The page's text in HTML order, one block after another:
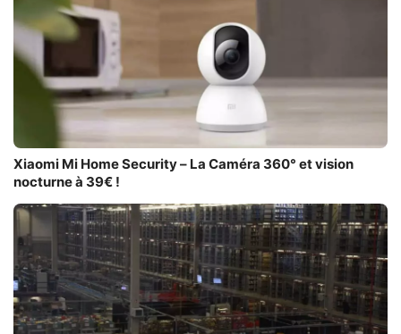
Xiaomi Mi Home Security – La Caméra 360° et vision
nocturne à 39€ !